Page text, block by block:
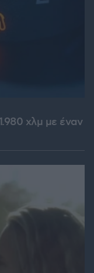
χλμ με έναν